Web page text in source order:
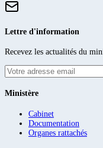
Lettre d'information
Recevez les actualités du
Ministère
Cabinet
Documentation
Organes rattachés